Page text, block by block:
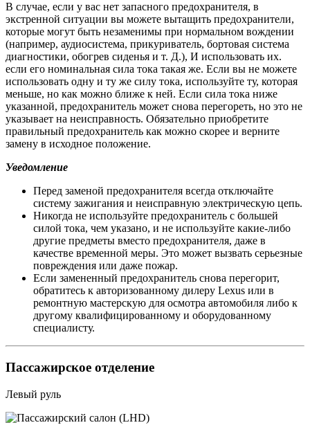
В случае, если у вас нет запасного предохранителя, в
экстренной ситуации вы можете вытащить предохранители,
которые могут быть незаменимы при нормальном вождении
(например, аудиосистема, прикуриватель, бортовая система
диагностики, обогрев сиденья и т. Д.), И использовать их.
если его номинальная сила тока такая же. Если вы не можете
использовать одну и ту же силу тока, используйте ту, которая
меньше, но как можно ближе к ней. Если сила тока ниже
указанной, предохранитель может снова перегореть, но это не
указывает на неисправность. Обязательно приобретите
правильный предохранитель как можно скорее и верните
замену в исходное положение.
Уведомление
Перед заменой предохранителя всегда отключайте
систему зажигания и неисправную электрическую цепь.
Никогда не используйте предохранитель с большей
силой тока, чем указано, и не используйте какие-либо
другие предметы вместо предохранителя, даже в
качестве временной меры. Это может вызвать серьезные
повреждения или даже пожар.
Если замененный предохранитель снова перегорит,
обратитесь к авторизованному дилеру Lexus или в
ремонтную мастерскую для осмотра автомобиля либо к
другому квалифицированному и оборудованному
специалисту.
Пассажирское отделение
Левый руль